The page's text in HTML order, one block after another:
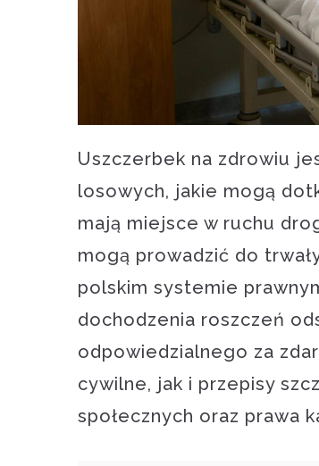
Uszczerbek na zdrowiu
losowych, jakie mogą
mają miejsce w ruchu
mogą prowadzić do
polskim systemie
dochodzenia roszczeń
odpowiedzialnego za
cywilne, jak i przepisy
społecznych oraz prawa